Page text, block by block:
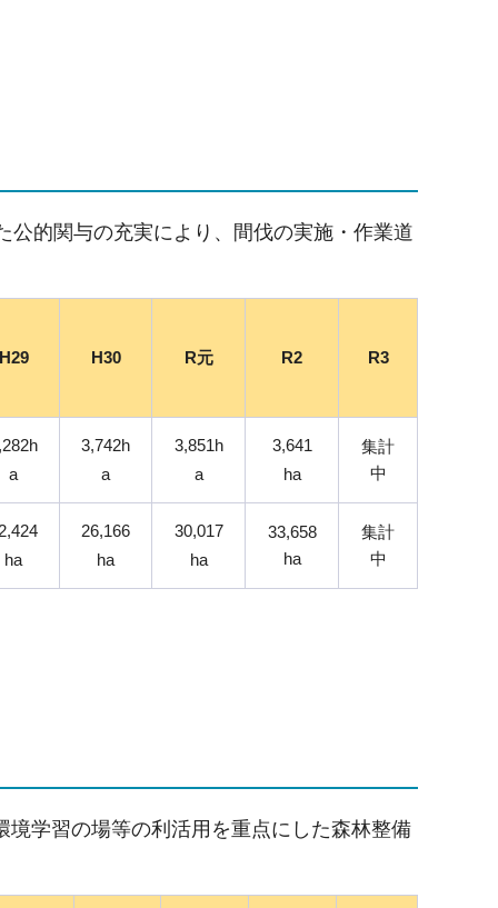
的関与の充実により、間伐の実施・作業道
H30 R元 R2 R3
a
3,742h
a
3,851h
a
3,641
ha
集計
中
ha
26,166
ha
30,017
ha
33,658
ha
集計
中
学習の場等の利活用を重点にした森林整備